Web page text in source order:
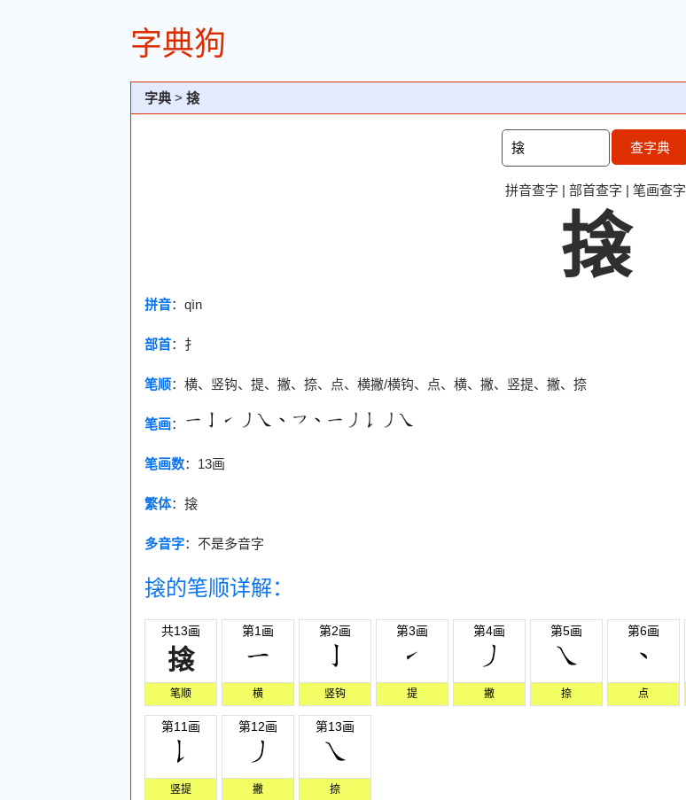
字典狗
字典 > 搇
查字典
拼音查字 | 部首查字 | 笔画查字
搇
拼音：qìn
部首： 扌
笔顺：横、竖钩、提、撇、捺、点、横撇/横钩、点、横、撇、竖提、撇、捺
笔画：
笔画数： 13画
繁体：搇
多音字：不是多音字
搇的笔顺详解：
共13画
搇
笔顺
第1画
横
第2画
竖钩
第3画
提
第4画
撇
第5画
捺
第6画
点
第11画
竖提
第12画
撇
第13画
捺